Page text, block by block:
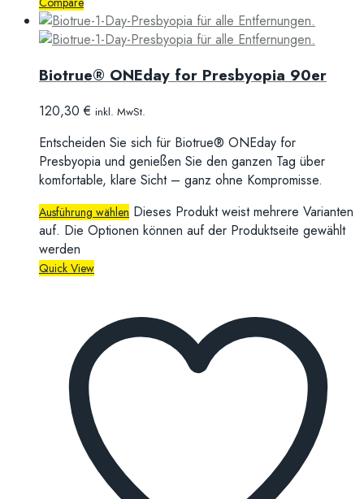
Biotrue® ONEday for Presbyopia 90er
120,30€ inkl. MwSt.
Entscheiden Sie sich für Biotrue® ONEday for
Presbyopia und genießen Sie den ganzen Tag über
komfortable, klare Sicht – ganz ohne Kompromisse.
Ausführung wählen Dieses Produkt weist mehrere Varianten
auf. Die Optionen können auf der Produktseite gewählt
werden
Quick View